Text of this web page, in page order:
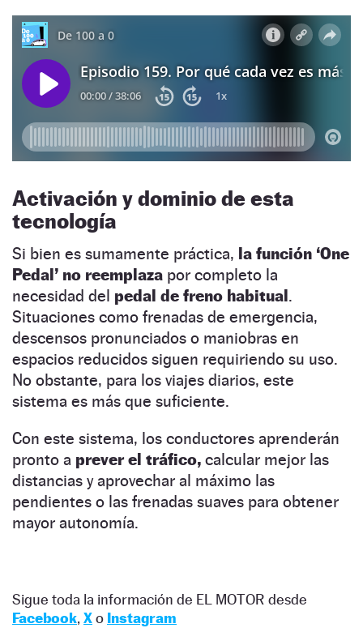
Activación y dominio de esta
tecnología
Si bien es sumamente práctica, la función ‘One
Pedal’ no reemplaza por completo la
necesidad del pedal de freno habitual.
Situaciones como frenadas de emergencia,
descensos pronunciados o maniobras en
espacios reducidos siguen requiriendo su uso.
No obstante, para los viajes diarios, este
sistema es más que suficiente.
Con este sistema, los conductores aprenderán
pronto a prever el tráfico, calcular mejor las
distancias y aprovechar al máximo las
pendientes o las frenadas suaves para obtener
mayor autonomía.
Sigue toda la información de EL MOTOR desde
Facebook, Xo Instagram